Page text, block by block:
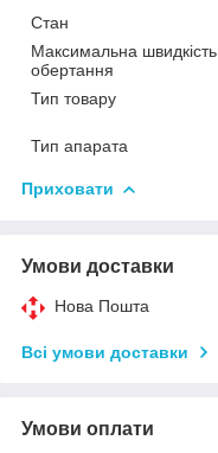
Стан
Максимальна швидкість
обертання
Тип товару
Тип апарата
Приховати
Умови доставки
Нова Пошта
Всі умови доставки
Умови оплати